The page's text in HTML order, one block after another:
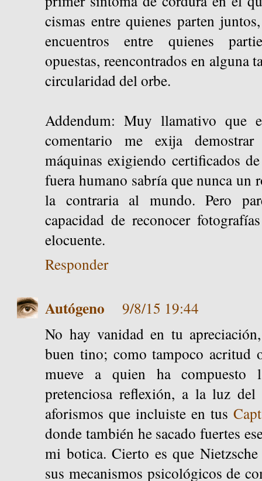
cismas entre quienes parten
encuentros entre quienes
opuestas, reencontrados en alguna
circularidad del orbe.
Addendum: Muy llamativo que
comentario me exija
máquinas exigiendo certificados
fuera humano sabría que nunca un
la contraria al mundo. Pero
capacidad de reconocer
elocuente.
Responder
Autógeno
9/8/15 19:44
No hay vanidad en tu
buen tino; como tampoco acritud
mueve a quien ha compuesto
pretenciosa reflexión, a la luz
aforismos que incluiste en tus
donde también he sacado fuertes
mi botica. Cierto es que
sus mecanismos psicológicos de